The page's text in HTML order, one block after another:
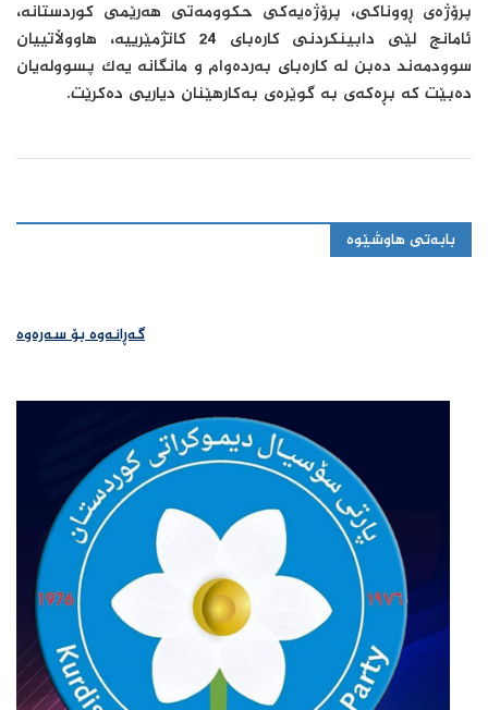
پرۆژەی ڕووناکی، پرۆژەیەکی حکوومەتی هەرێمی کوردستانە،
ئامانج لێی دابینکردنی کارەبای 24 کاتژمێرییە، هاووڵاتییان
سوودمەند دەبن لە کارەبای بەردەوام و مانگانە یەک پسوولەیان
دەبێت کە بڕەکەی بە گوێرەی بەکارهێنان دیاریی دەکرێت.
بابەتی هاوشێوە
گەڕانەوە بۆ سەرەوە